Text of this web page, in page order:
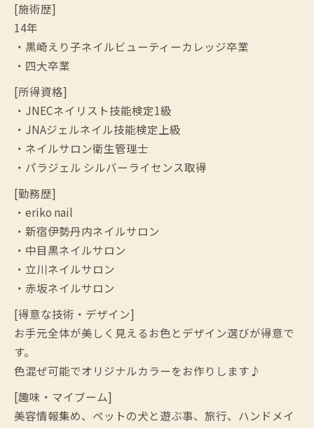
[施術歴]
14年
・黒崎えり子ネイルビューティーカレッジ卒業
・四大卒業
[所得資格]
・JNECネイリスト技能検定1級
・JNAジェルネイル技能検定上級
・ネイルサロン衛生管理士
・パラジェル シルバーライセンス取得
[勤務歴]
・eriko nail
・新宿伊勢丹内ネイルサロン
・中目黒ネイルサロン
・立川ネイルサロン
・赤坂ネイルサロン
[得意な技術・デザイン]
お手元全体が美しく見えるお色とデザイン選びが得意で
す。
色混ぜ可能でオリジナルカラーをお作りします♪
[趣味・マイブーム]
美容情報集め、ペットの犬と遊ぶ事、旅行、ハンドメイ